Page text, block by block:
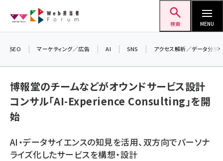
ン
検索 MENU
youtube (2420)
SEO マーケティング／広告 AI SNS アクセス解析／データ分析
博報堂のチームなどがオウンドサービス設計
コンサル「AI-Experience Consulting」を開
始
AI・データサイエンスの知見を活用、双方向でパーソナ
ライズ化したサービスを構想・設計